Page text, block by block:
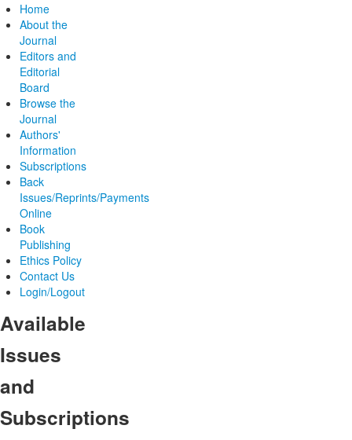
Home
About the
Journal
Editors and
Editorial
Board
Browse the
Journal
Authors'
Information
Subscriptions
Back
Issues/Reprints/Payments
Online
Book
Publishing
Ethics Policy
Contact Us
Login/Logout
Available
Issues
and
Subscriptions